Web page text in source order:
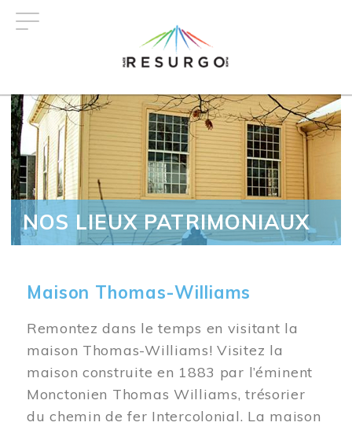
NOS LIEUX PATRIMONIAUX
Maison Thomas-Williams
Remontez dans le temps en visitant la
maison Thomas-Williams! Visitez la
maison construite en 1883 par l’éminent
Monctonien Thomas Williams, trésorier
du chemin de fer Intercolonial. La maison